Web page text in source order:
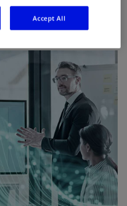
ョンを提供することを可能
Accept All